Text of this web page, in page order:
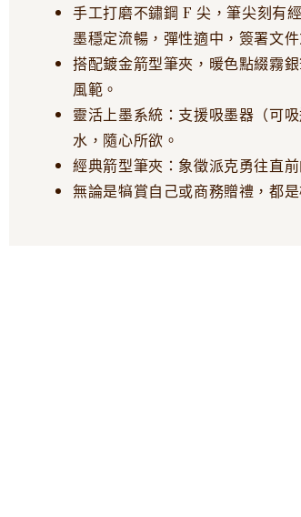
手工打磨不鏽鋼 F 尖，筆尖刻有
墨穩定流暢，彈性適中，簽署文
搭配鍍金箭型筆夾，暖色點綴霧
風範。
靈活上墨系統：支援吸墨器（可
水，隨心所欲。
經典箭型筆夾：象徵派克勇往直
無論是犒賞自己或商務贈禮，都